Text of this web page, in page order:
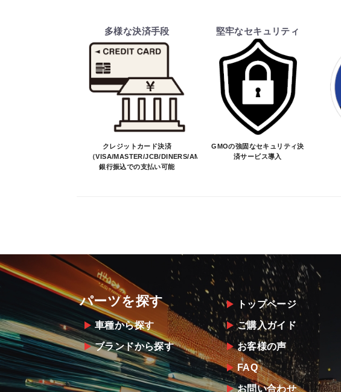
多様な決済手段
クレジットカード決済
（VISA/MASTER/JCB/DINERS/AMEX）、
銀行振込での支払い可能
堅牢なセキュリティ
GMOの強固なセキュリティ決
済サービス導入
パーツを探す
車種から探す
ブランドから探す
トップページ
ご購入ガイド
お客様の声
FAQ
お問い合わせ